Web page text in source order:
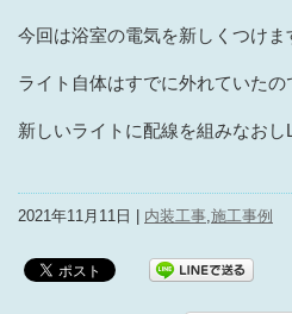
今回は浴室の電気を新しくつけま
ライト自体はすでに外れていたの
新しいライトに配線を組みなおし
2021年11月11日 | 内装工事 施工事例